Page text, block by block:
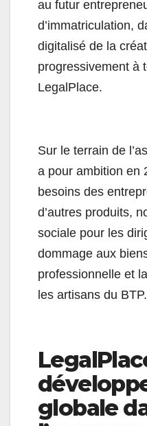
au futur
d’immatriculation,
digitalisé de la
progressivement à
LegalPlace.
Sur le terrain de
a pour ambition en
besoins des
d’autres produits,
sociale pour les
dommage aux
professionnelle et
les artisans du BTP.
globale